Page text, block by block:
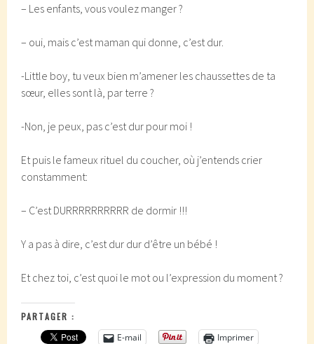
– Les enfants, vous voulez manger ?
– oui, mais c’est maman qui donne, c’est dur.
-Little boy, tu veux bien m’amener les chaussettes de ta
sœur, elles sont là, par terre ?
-Non, je peux, pas c’est dur pour moi !
Et puis le fameux rituel du coucher, où j’entends crier
constamment:
– C’est DURRRRRRRRRR de dormir !!!
Y a pas à dire, c’est dur dur d’être un bébé !
Et chez toi, c’est quoi le mot ou l’expression du moment ?
PARTAGER :
E-mail
Imprimer